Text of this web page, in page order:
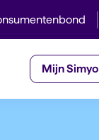
Mijn Simyo